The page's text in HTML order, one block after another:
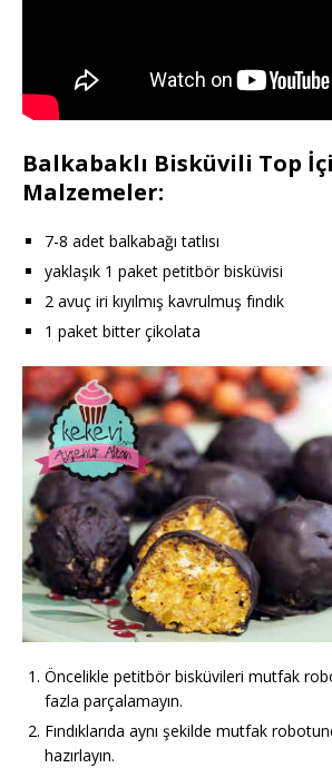
Balkabaklı Bisküvili Top
Malzemeler:
7-8 adet balkabağı tatlısı
yaklaşık 1 paket petitbör bisküvisi
2 avuç iri kıyılmış kavrulmuş fındık
1 paket bitter çikolata
Öncelikle petitbör bisküvileri mutfak
fazla parçalamayın.
Fındıklarıda aynı şekilde mutfak
hazırlayın.